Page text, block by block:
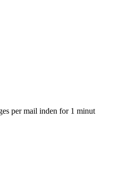
per mail inden for 1 minut